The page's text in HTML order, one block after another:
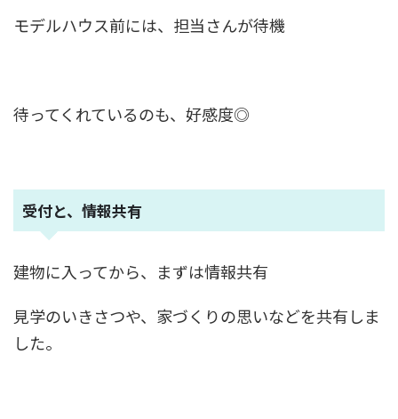
モデルハウス前には、担当さんが待機
待ってくれているのも、好感度◎
受付と、情報共有
建物に入ってから、まずは情報共有
見学のいきさつや、家づくりの思いなどを共有しま
した。